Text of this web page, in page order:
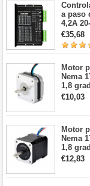
a paso
4,2A
para
paso
24
€35,68
Motor
Nema
1,8
1A 3,5 V
€10,03
Motor
Nema
1,8
2A
cables
€12,83